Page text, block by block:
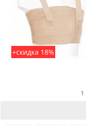
+скидка 18%
1